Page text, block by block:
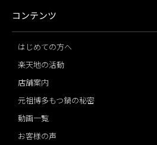
コンテンツ
はじめての方へ
楽天地の活動
店舗案内
元祖博多もつ鍋の秘密
動画一覧
お客様の声